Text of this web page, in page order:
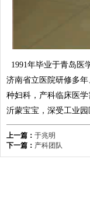
1991年毕业于青岛医
济南省立医院研修多
种妇科，产科临床医
沂蒙宝宝，深受工业园
上一篇： 于兆明
下一篇： 产科团队